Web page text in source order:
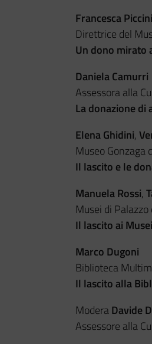
Francesca
Direttrice del
Un dono mirato
Daniela Camurri
Assessora alla
La donazione di
Elena Ghidini,
Museo Gonzaga
Il lascito e le
Manuela Rossi,
Musei di Palazzo
Il lascito ai
Marco Dugoni
Biblioteca
Il lascito alla
ModeraDavide
Assessore alla